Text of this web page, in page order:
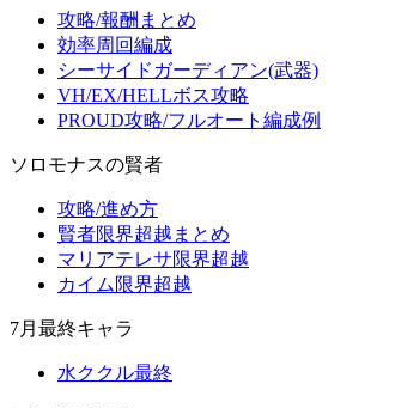
攻略/報酬まとめ
効率周回編成
シーサイドガーディアン(武器)
VH/EX/HELLボス攻略
PROUD攻略/フルオート編成例
ソロモナスの賢者
攻略/進め方
賢者限界超越まとめ
マリアテレサ限界超越
カイム限界超越
7月最終キャラ
水ククル最終